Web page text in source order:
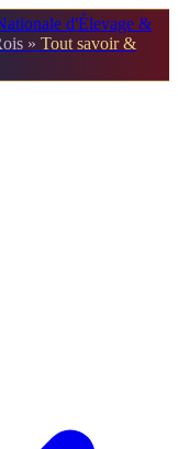
d'Élevage &
» Tout savoir &